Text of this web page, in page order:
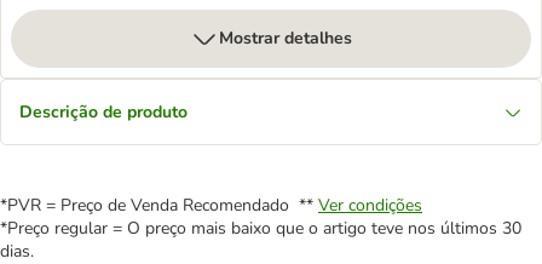
Mostrar detalhes
Descrição de produto
*PVR = Preço de Venda Recomendado ** Ver condições
*Preço regular = O preço mais baixo que o artigo teve nos últimos 30
dias.